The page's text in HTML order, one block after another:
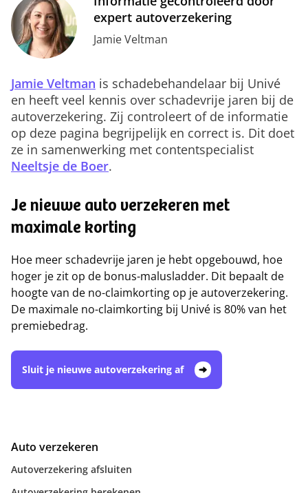
expert autoverzekering
Jamie Veltman
Jamie Veltman is schadebehandelaar bij Univé
en heeft veel kennis over schadevrije jaren bij de
autoverzekering. Zij controleert of de informatie
op deze pagina begrijpelijk en correct is. Dit doet
ze in samenwerking met contentspecialist
Neeltsje de Boer.
Je nieuwe auto verzekeren met
maximale korting
Hoe meer schadevrije jaren je hebt opgebouwd, hoe
hoger je zit op de bonus-malusladder. Dit bepaalt de
hoogte van de no-claimkorting op je autoverzekering.
De maximale no-claimkorting bij Univé is 80% van het
premiebedrag.
Sluit je nieuwe autoverzekering af
Auto verzekeren
Autoverzekering afsluiten